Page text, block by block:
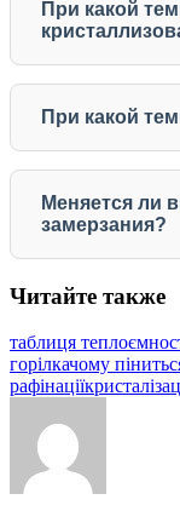
При какой
При какой
Меняется ли
замерзания?
Читайте также
таблиця
горілкачому
рафінації